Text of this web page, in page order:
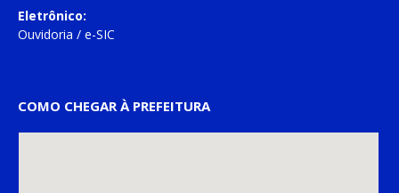
Eletrônico:
Ouvidoria / e-SIC
COMO CHEGAR À PREFEITURA